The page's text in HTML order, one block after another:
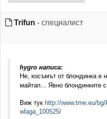
Trifun - специалист
hygro написа:
Не, косъмът от блондинка е
майтап... Явно блондинките
Виж тук http://www.tme.eu/
wlaga_100525/